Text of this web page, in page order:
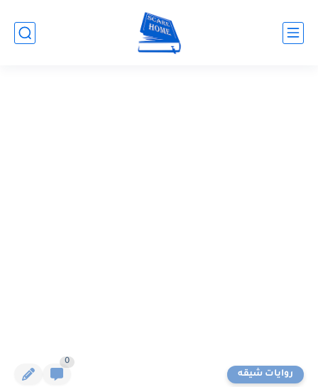
روايات شيقه
0